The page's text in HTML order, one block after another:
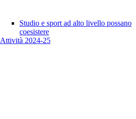
Studio e sport ad alto livello possano
coesistere
Attività 2024-25